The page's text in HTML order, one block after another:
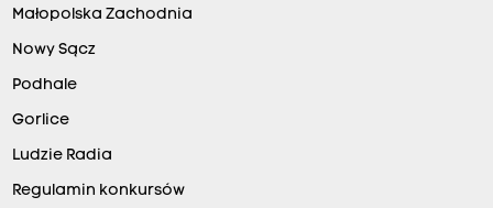
Małopolska Zachodnia
Nowy Sącz
Podhale
Gorlice
Ludzie Radia
Regulamin konkursów